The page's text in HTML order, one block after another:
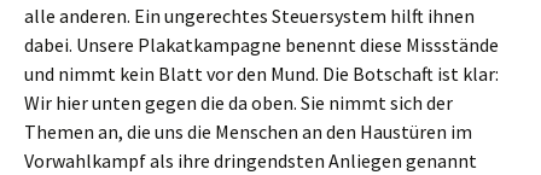
alle anderen. Ein ungerechtes Steuersystem hilft ihnen
dabei. Unsere Plakatkampagne benennt diese Missstände
und nimmt kein Blatt vor den Mund. Die Botschaft ist klar:
Wir hier unten gegen die da oben. Sie nimmt sich der
Themen an, die uns die Menschen an den Haustüren im
Vorwahlkampf als ihre dringendsten Anliegen genannt